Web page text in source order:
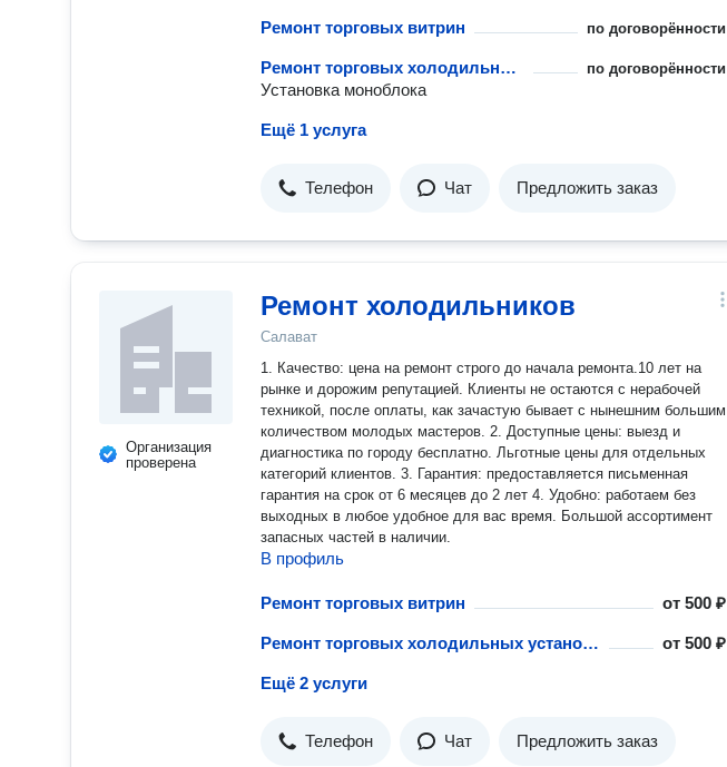
Ремонт торговых витрин по договорённости
Ремонт торговых холодильных установок по договорённости
Установка моноблока
Ещё 1 услуга
Телефон Чат Предложить заказ
Организация
проверена
Ремонт холодильников
Салават
1. Качество: цена на ремонт строго до начала ремонта.10 лет на
рынке и дорожим репутацией. Клиенты не остаются с нерабочей
техникой, после оплаты, как зачастую бывает с нынешним большим
количеством молодых мастеров. 2. Доступные цены: выезд и
диагностика по городу бесплатно. Льготные цены для отдельных
категорий клиентов. 3. Гарантия: предоставляется письменная
гарантия на срок от 6 месяцев до 2 лет 4. Удобно: работаем без
выходных в любое удобное для вас время. Большой ассортимент
запасных частей в наличии.
В профиль
Ремонт торговых витрин от500 ₽
Ремонт торговых холодильных установок от500 ₽
Ещё 2 услуги
Телефон Чат Предложить заказ